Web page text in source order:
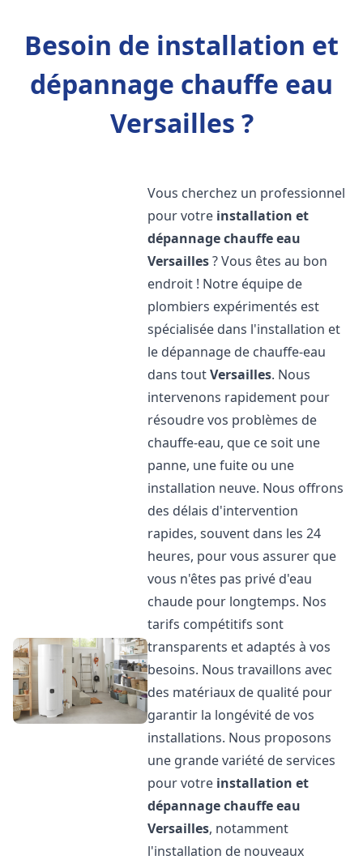
Besoin de installation et
dépannage chauffe eau
Versailles ?
Vous cherchez un professionnel
pour votre installation et
dépannage chauffe eau
Versailles? Vous êtes au bon
endroit ! Notre équipe de
plombiers expérimentés est
spécialisée dans l'installation et
le dépannage de chauffe-eau
dans toutVersailles. Nous
intervenons rapidement pour
résoudre vos problèmes de
chauffe-eau, que ce soit une
panne, une fuite ou une
installation neuve. Nous offrons
des délais d'intervention
rapides, souvent dans les 24
heures, pour vous assurer que
vous n'êtes pas privé d'eau
chaude pour longtemps. Nos
tarifs compétitifs sont
transparents et adaptés à vos
besoins. Nous travaillons avec
des matériaux de qualité pour
garantir la longévité de vos
installations. Nous proposons
une grande variété de services
pour votre installation et
dépannage chauffe eau
Versailles, notamment
l'installation de nouveaux